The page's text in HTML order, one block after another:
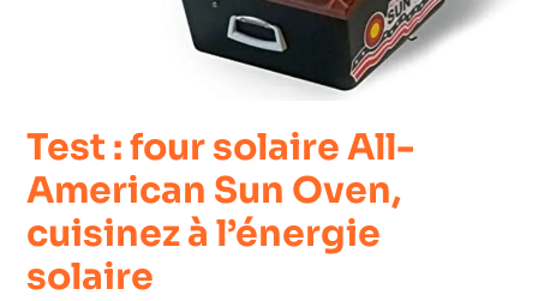
Test : four solaire All-
American Sun Oven,
cuisinez à l’énergie
solaire